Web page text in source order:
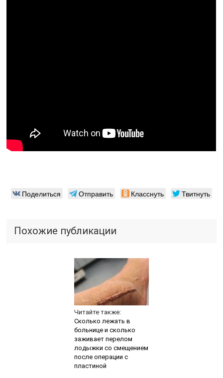
Поделиться Отправить Класснуть Твитнуть
Похожие публикации
Читайте также:
Сколько лежать в
больнице и сколько
заживает перелом
лодыжки со смещением
после операции с
пластиной